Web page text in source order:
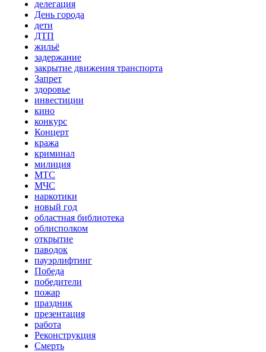
делегация
День города
дети
ДТП
жильё
задержание
закрытие движения транспорта
Запрет
здоровье
инвестиции
кино
конкурс
Концерт
кража
криминал
милиция
МТС
МЧС
наркотики
новый год
областная библиотека
облисполком
открытие
паводок
пауэрлифтинг
Победа
победители
пожар
праздник
презентация
работа
Реконструкция
Смерть